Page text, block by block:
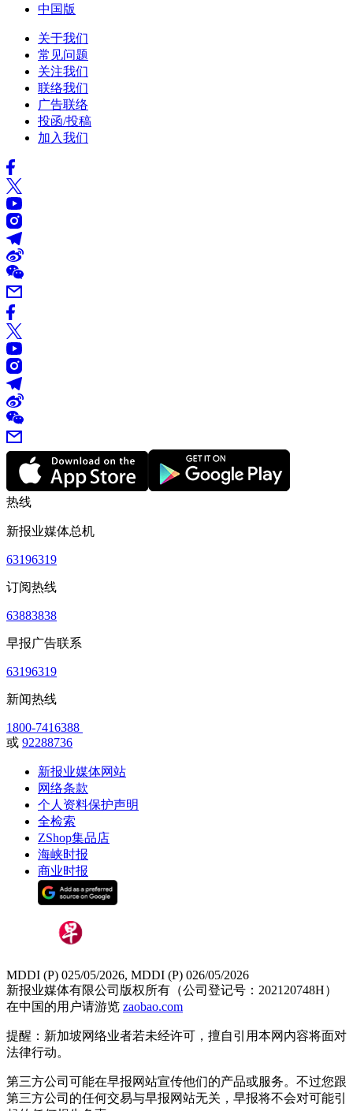
中国版
关于我们
常见问题
关注我们
联络我们
广告联络
投函/投稿
加入我们
热线
新报业媒体总机
63196319
订阅热线
63883838
早报广告联系
63196319
新闻热线
1800-7416388
或 92288736
新报业媒体网站
网络条款
个人资料保护声明
全检索
ZShop集品店
海峡时报
商业时报
MDDI (P) 025/05/2026, MDDI (P) 026/05/2026
新报业媒体有限公司版权所有（公司登记号：202120748H）
在中国的用户请游览 zaobao.com
提醒：新加坡网络业者若未经许可，擅自引用本网内容将面对
法律行动。
第三方公司可能在早报网站宣传他们的产品或服务。不过您跟
第三方公司的任何交易与早报网站无关，早报将不会对可能引